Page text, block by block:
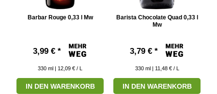
Barbar Rouge 0,33 l Mw
3,99 € *
330 ml | 12,09 € / L
IN DEN WARENKORB
Barista Chocolate Quad 0,33 l
Mw
3,79 € *
330 ml | 11,48 € / L
IN DEN WARENKORB